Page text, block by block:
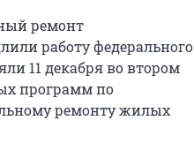
ремонт
работу федерального
11 декабря во втором
программ по
ремонту жилых